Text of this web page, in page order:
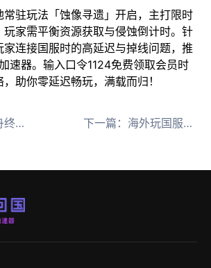
常驻玩法「蚀像寻遗」开启，主打限时
玩家需平衡资源获取与侵蚀倒计时。针
家连接国服时的高延迟与掉线问题，推
速器。输入口令1124免费领取会员时
助你零延迟畅玩，满载而归！
掉线解决办法 下一篇： 海外玩国服卡顿掉线？HiCN回国加速器一键解决